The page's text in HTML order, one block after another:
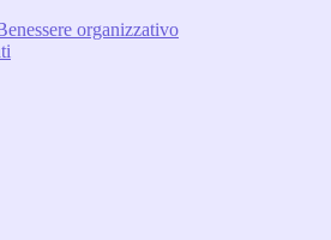
organizzativo